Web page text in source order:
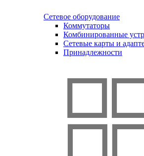
Сетевое оборудование
Коммутаторы
Комбинированные
Сетевые карты и
Принадлежности